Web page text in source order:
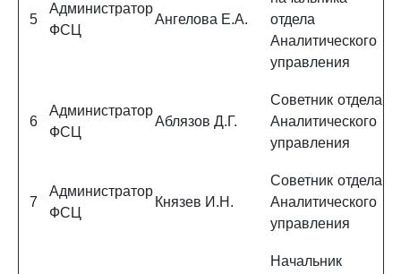
5
Администратор
ФСЦ
Ангелова Е.А.
отдела
Аналитического
управления
6
Администратор
ФСЦ
Аблязов Д.Г.
Советник отдела
Аналитического
управления
7
Администратор
ФСЦ
Князев И.Н.
Советник отдела
Аналитического
управления
Начальник